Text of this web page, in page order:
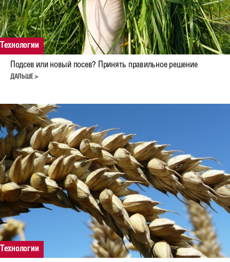
Технологии
Подсев или новый посев? Принять правильное решение
ДАЛЬШЕ >
Технологии
Бобовые
Горох яровой и зимующий
Соя
Лен масличный
Деятельность
Научные исследования
Селекция
Консультационная поддержка
Технология возделывания рапса